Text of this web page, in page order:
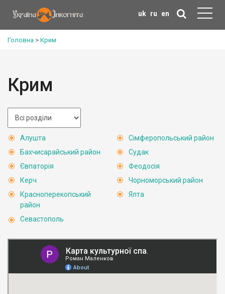
uk ru en
Головна > Крим
Крим
Алушта
Бахчисарайський район
Євпаторія
Керч
Красноперекопський
район
Севастополь
Сімферопольський район
Судак
Феодосія
Чорноморський район
Ялта